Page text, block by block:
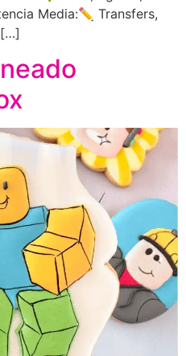
Media:✏️ Transfers,